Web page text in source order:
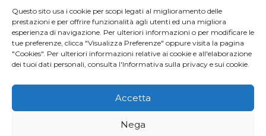
Questo sito usa i cookie per scopi legati al miglioramento delle
prestazioni e per offrire funzionalità agli utenti ed una migliora
esperienza di navigazione. Per ulteriori informazioni o per modificare le
tue preferenze, clicca "Visualizza Preferenze" oppure visita la pagina
"Cookies". Per ulteriori informazioni relative ai cookie e all'elaborazione
dei tuoi dati personali, consulta l'Informativa sulla privacy e sui cookie.
Accetta
Nega
Digital PR
Influencer Marketing
Newsletter
© Copyright 2022 Arianna Chieli. All right reserved. P.IVA